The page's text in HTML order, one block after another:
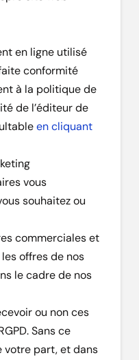
en ligne utilisé
conformité
à la politique de
de l’éditeur de
en cliquant
vous
souhaitez ou
commerciales et
offres de nos
le cadre de nos
ou non ces
Sans ce
votre part, et dans